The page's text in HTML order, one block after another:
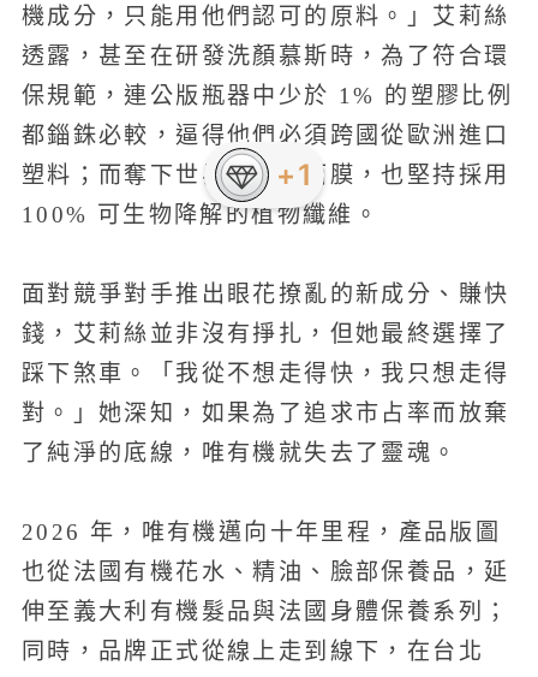
機成分，只能用他們認可的原料。」艾莉絲
透露，甚至在研發洗顏慕斯時，為了符合環
保規範，連公版瓶器中少於 1% 的塑膠比例
都錙銖必較，逼得他們必須跨國從歐洲進口
塑料；而奪下世界金獎的面膜，也堅持採用
100% 可生物降解的植物纖維。
面對競爭對手推出眼花撩亂的新成分、賺快
錢，艾莉絲並非沒有掙扎，但她最終選擇了
踩下煞車。「我從不想走得快，我只想走得
對。」她深知，如果為了追求市占率而放棄
了純淨的底線，唯有機就失去了靈魂。
2026 年，唯有機邁向十年里程，產品版圖
也從法國有機花水、精油、臉部保養品，延
伸至義大利有機髮品與法國身體保養系列；
同時，品牌正式從線上走到線下，在台北
+1